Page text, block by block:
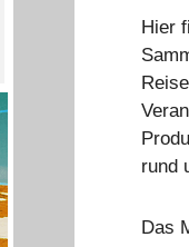
Hier
rund
Das